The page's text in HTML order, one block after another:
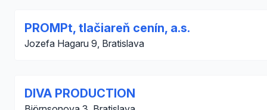
PROMPt, tlačiareň cenín, a.s.
Jozefa Hagaru 9, Bratislava
DIVA PRODUCTION